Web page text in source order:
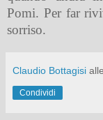
Pomi. Per far
sorriso.
Claudio Bottagisi alle
Condividi